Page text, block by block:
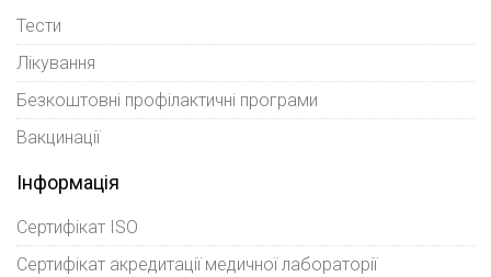
Тести
Лікування
Безкоштовні профілактичні програми
Вакцинації
Інформація
Сертифікат ISO
Сертифікат акредитації медичної лабораторії